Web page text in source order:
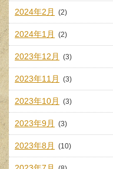
2024年2月 (2)
2024年1月 (2)
2023年12月 (3)
2023年11月 (3)
2023年10月 (3)
2023年9月 (3)
2023年8月 (10)